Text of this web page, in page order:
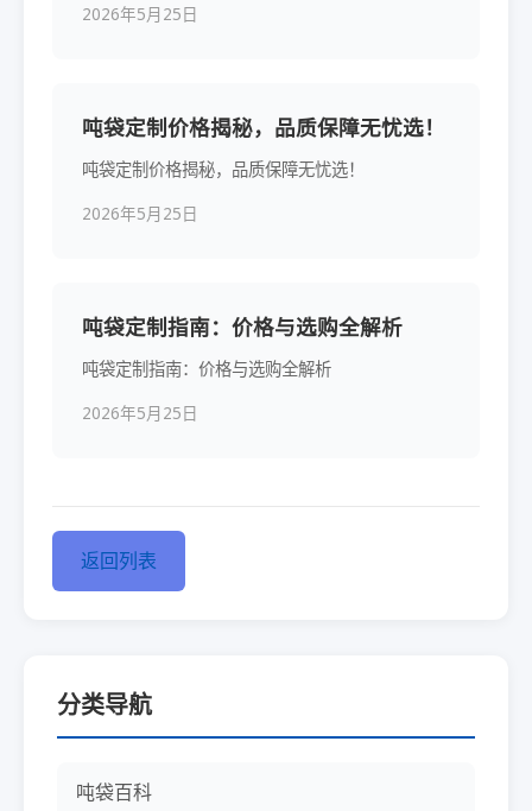
2026年5月25日
吨袋定制价格揭秘，品质保障无忧选！
吨袋定制价格揭秘，品质保障无忧选！
2026年5月25日
吨袋定制指南：价格与选购全解析
吨袋定制指南：价格与选购全解析
2026年5月25日
返回列表
分类导航
吨袋百科